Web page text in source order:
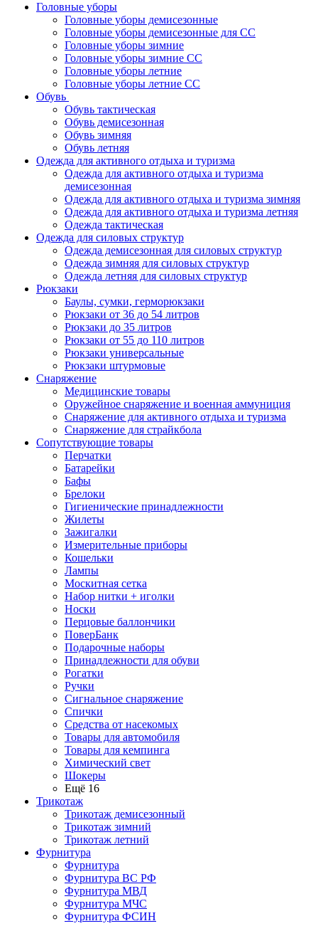
Головные уборы
Головные уборы демисезонные
Головные уборы демисезонные для СС
Головные уборы зимние
Головные уборы зимние СС
Головные уборы летние
Головные уборы летние СС
Обувь
Обувь тактическая
Обувь демисезонная
Обувь зимняя
Обувь летняя
Одежда для активного отдыха и туризма
Одежда для активного отдыха и туризма
демисезонная
Одежда для активного отдыха и туризма зимняя
Одежда для активного отдыха и туризма летняя
Одежда тактическая
Одежда для силовых структур
Одежда демисезонная для силовых структур
Одежда зимняя для силовых структур
Одежда летняя для силовых структур
Рюкзаки
Баулы, сумки, герморюкзаки
Рюкзаки от 36 до 54 литров
Рюкзаки до 35 литров
Рюкзаки от 55 до 110 литров
Рюкзаки универсальные
Рюкзаки штурмовые
Снаряжение
Медицинские товары
Оружейное снаряжение и военная аммуниция
Снаряжение для активного отдыха и туризма
Снаряжение для страйкбола
Сопутствующие товары
Перчатки
Батарейки
Бафы
Брелоки
Гигиенические принадлежности
Жилеты
Зажигалки
Измерительные приборы
Кошельки
Лампы
Москитная сетка
Набор нитки + иголки
Носки
Перцовые баллончики
ПоверБанк
Подарочные наборы
Принадлежности для обуви
Рогатки
Ручки
Сигнальное снаряжение
Спички
Средства от насекомых
Товары для автомобиля
Товары для кемпинга
Химический свет
Шокеры
Ещё 16
Трикотаж
Трикотаж демисезонный
Трикотаж зимний
Трикотаж летний
Фурнитура
Фурнитура
Фурнитура ВС РФ
Фурнитура МВД
Фурнитура МЧС
Фурнитура ФСИН